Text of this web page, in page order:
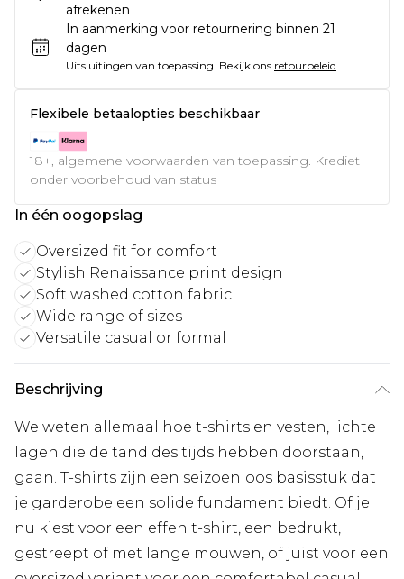
afrekenen
In aanmerking voor retournering binnen 21
dagen
Uitsluitingen van toepassing. Bekijk ons retourbeleid
Flexibele betaalopties beschikbaar
18+, algemene voorwaarden van toepassing. Krediet
onder voorbehoud van status
In één oogopslag
Oversized fit for comfort
Stylish Renaissance print design
Soft washed cotton fabric
Wide range of sizes
Versatile casual or formal
Beschrijving
We weten allemaal hoe t-shirts en vesten, lichte
lagen die de tand des tijds hebben doorstaan,
gaan. T-shirts zijn een seizoenloos basisstuk dat
je garderobe een solide fundament biedt. Of je
nu kiest voor een effen t-shirt, een bedrukt,
gestreept of met lange mouwen, of juist voor een